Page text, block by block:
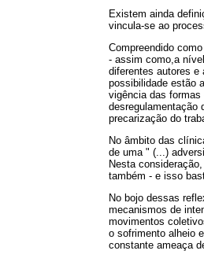
Existem ainda
vincula-se ao
Compreendido
- assim como,a
diferentes autores e
possibilidade estão
vigência das
desregulamentação
precarização do
No âmbito das
de uma " (...)
Nesta
também - e isso
No bojo dessas
mecanismos de
movimentos
o sofrimento alheio
constante ameaça